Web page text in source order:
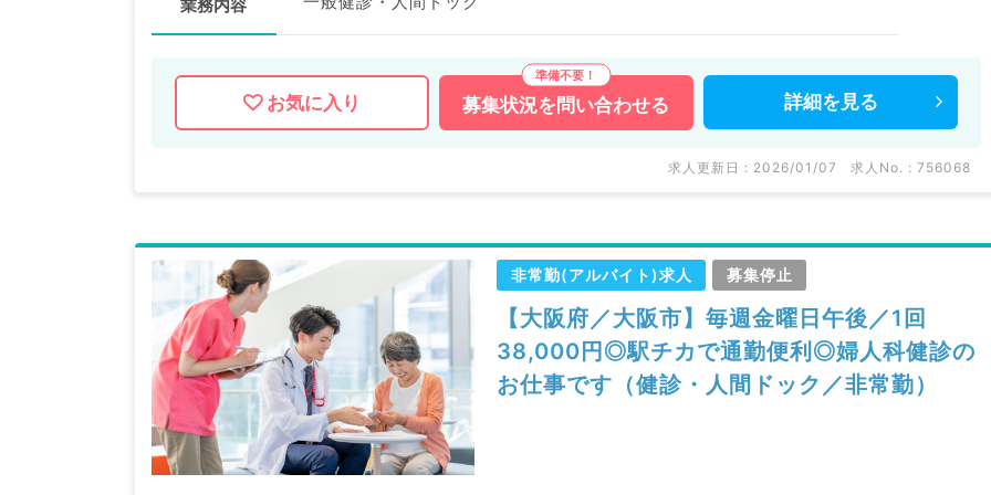
業務内容
お気に入り 募集状況を 問い合わせる 詳細を 見る
求人更新日 : 2026/01/07 求人No. : 756068
非常勤(アルバイト)求人 募集停止
【大阪府／大阪市】毎週金曜日午後／1回
38,000円◎駅チカで通勤便利◎婦人科健診の
お仕事です（健診・人間ドック／非常勤）